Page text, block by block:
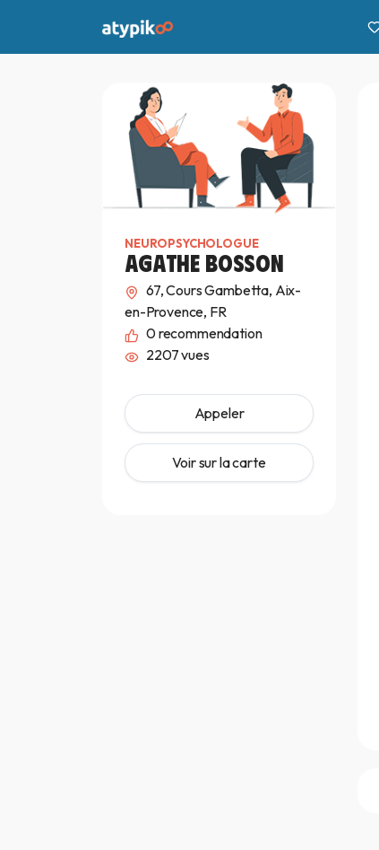
NEUROPSYCHOLOGUE
AGATHE BOSSON
67, Cours Gambetta, Aix-
en-Provence, FR
0recommendation
2207 vues
Appeler
Voir sur la carte